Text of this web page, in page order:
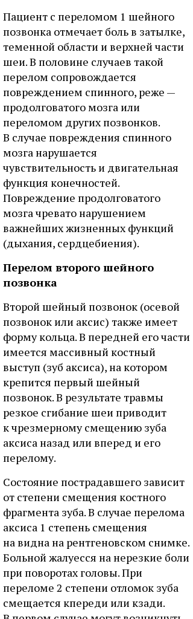
Пациент с переломом 1 шейного
позвонка отмечает боль в затылке,
теменной области и верхней части
шеи. В половине случаев такой
перелом сопровождается
повреждением спинного, реже —
продолговатого мозга или
переломом других позвонков.
В случае повреждения спинного
мозга нарушается
чувствительность и двигательная
функция конечностей.
Повреждение продолговатого
мозга чревато нарушением
важнейших жизненных функций
(дыхания, сердцебиения).
Перелом второго шейного
позвонка
Второй шейный позвонок (осевой
позвонок или аксис) также имеет
форму кольца. В передней его части
имеется массивный костный
выступ (зуб аксиса), на котором
крепится первый шейный
позвонок. В результате травмы
резкое сгибание шеи приводит
к чрезмерному смещению зуба
аксиса назад или вперед и его
перелому.
Состояние пострадавшего зависит
от степени смещения костного
фрагмента зуба. В случае перелома
аксиса 1 степень смещения
на видна на рентгеновском снимке.
Больной жалуесся на нерезкие боли
при поворотах головы. При
переломе 2 степени отломок зуба
смещается кпереди или кзади.